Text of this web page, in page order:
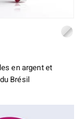
en argent et
Brésil